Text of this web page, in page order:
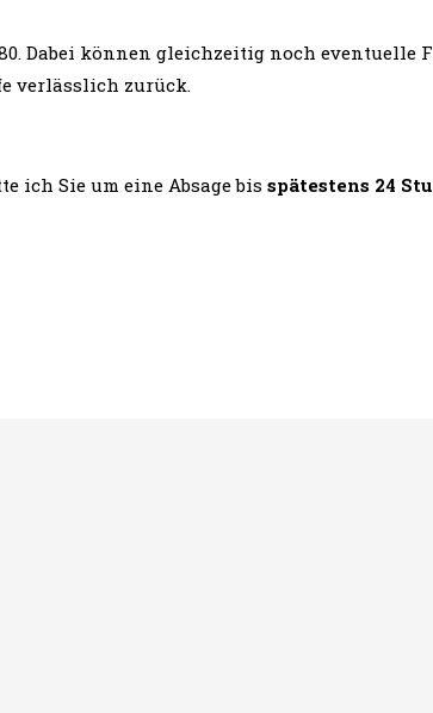
Dabei können gleichzeitig noch
verlässlich zurück.
ich Sie um eine Absage bis spätestens 24